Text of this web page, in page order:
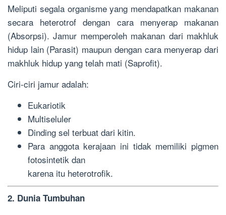
Meliputi segala organisme yang mendapatkan makanan
secara heterotrof dengan cara menyerap makanan
(Absorpsi). Jamur memperoleh makanan dari makhluk
hidup lain (Parasit) maupun dengan cara menyerap dari
makhluk hidup yang telah mati (Saprofit).
Ciri-ciri jamur adalah:
Eukariotik
Multiseluler
Dinding sel terbuat dari kitin.
Para anggota kerajaan ini tidak memiliki pigmen
fotosintetik dan
karena itu heterotrofik.
2. Dunia Tumbuhan